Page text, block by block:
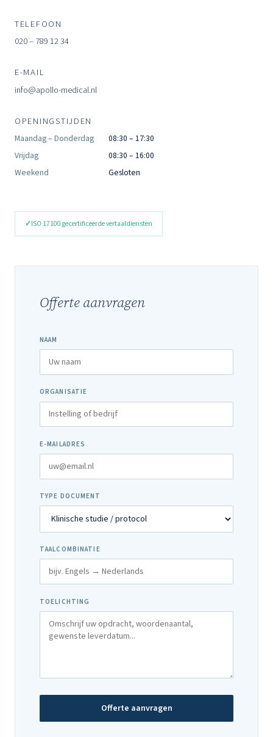
TELEFOON
020 – 789 12 34
E-MAIL
info@apollo-medical.nl
OPENINGSTIJDEN
Maandag – Donderdag
08:30 – 17:30
Vrijdag
08:30 – 16:00
Weekend
Gesloten
ISO 17100 gecertificeerde vertaaldiensten
Offerte aanvragen
NAAM
ORGANISATIE
E-MAILADRES
TYPE DOCUMENT
TAALCOMBINATIE
TOELICHTING
Offerte aanvragen